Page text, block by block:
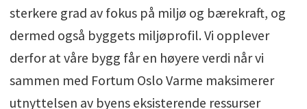
sterkere grad av fokus på miljø og bærekraft, og
dermed også byggets miljøprofil. Vi opplever
derfor at våre bygg får en høyere verdi når vi
sammen med Fortum Oslo Varme maksimerer
utnyttelsen av byens eksisterende ressurser